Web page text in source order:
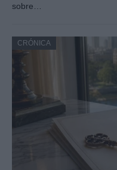
sobre…
CRÓNICA